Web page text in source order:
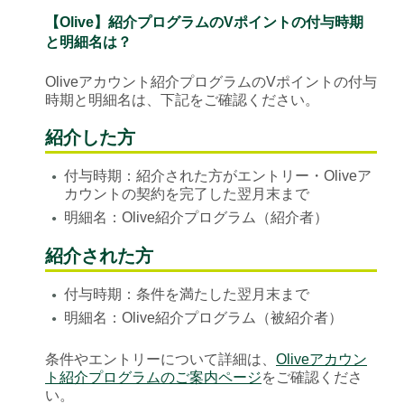
【Olive】紹介プログラムのVポイントの付与時期
と明細名は？
Oliveアカウント紹介プログラムのVポイントの付与
時期と明細名は、下記をご確認ください。
紹介した方
●
付与時期：紹介された方がエントリー・Oliveア
カウントの契約を完了した翌月末まで
● 明細名：Olive紹介プログラム（紹介者）
紹介された方
● 付与時期：条件を満たした翌月末まで
● 明細名：Olive紹介プログラム（被紹介者）
条件やエントリーについて詳細は、 Oliveアカウン
ト紹介プログラムのご案内ページをご確認くださ
い。